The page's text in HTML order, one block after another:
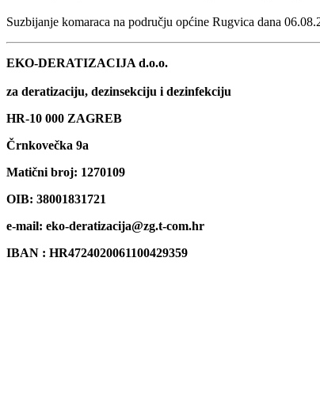
Suzbijanje komaraca na području općine Rugvica dana
EKO-DERATIZACIJA d.o.o.
za deratizaciju, dezinsekciju i dezinfekciju
HR-10 000 ZAGREB
Črnkovečka 9a
Matični broj:
OIB: 38001831721
e-mail: eko-deratizacija@zg.t-
IBAN : HR4724020061100429359